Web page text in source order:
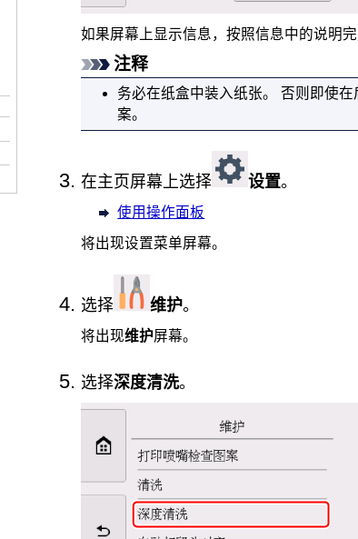
如果屏幕上显示信息，按照信息中的说明完
注释
务必在纸盒中装入纸张。 否则即使在
案。
在主页屏幕上选择 设置。
使用操作面板
将出现设置菜单屏幕。
选择 维护。
将出现维护屏幕。
选择深度清洗。